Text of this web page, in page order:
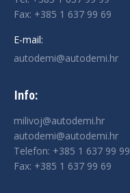
Fax: +385 1 637 99 69
E-mail:
autodemi@autodemi.hr
Info:
milivoj@autodemi.hr
autodemi@autodemi.hr
Telefon: +385 1 637 99 99
Fax: +385 1 637 99 69